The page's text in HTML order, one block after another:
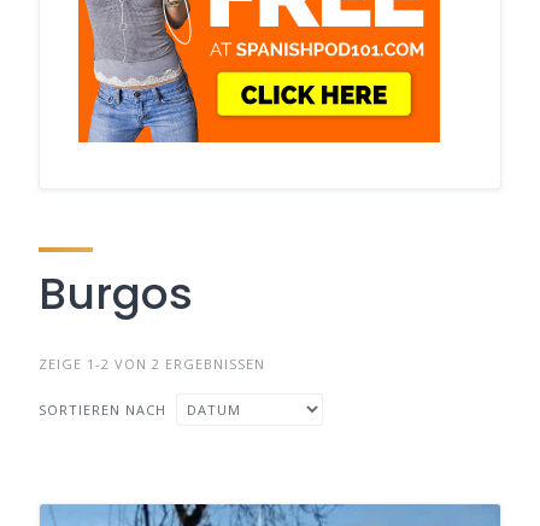
Burgos
ZEIGE 1-2 VON 2 ERGEBNISSEN
SORTIEREN NACH